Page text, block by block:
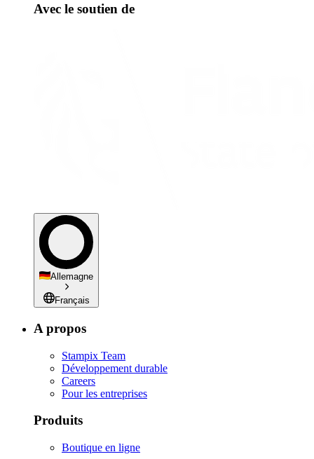
Avec le soutien de
Allemagne
Français
A propos
Stampix Team
Développement durable
Careers
Pour les entreprises
Produits
Boutique en ligne